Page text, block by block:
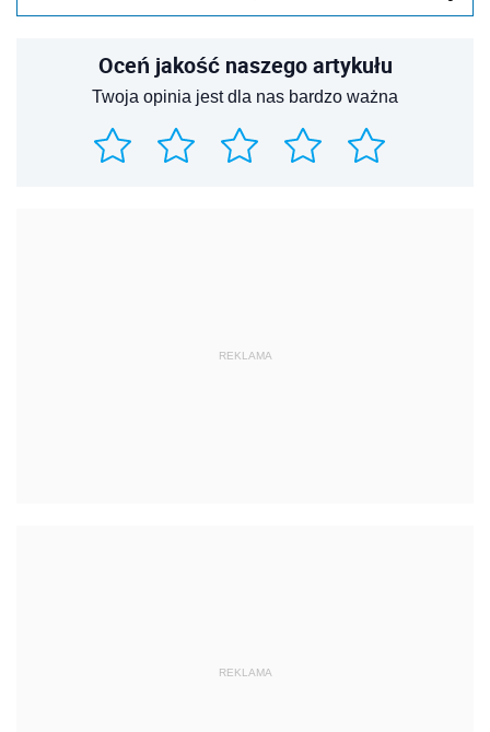
Oceń jakość naszego artykułu
Twoja opinia jest dla nas bardzo ważna
REKLAMA
REKLAMA